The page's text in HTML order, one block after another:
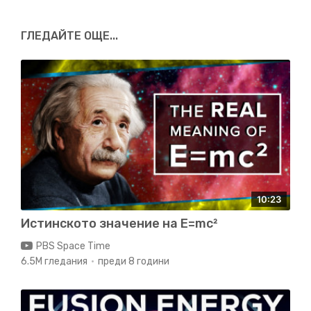
05:08
би била плоска, с лява и дясна странаравни на нула.
Добре.Това е нещо, което можем да проверим.
05:17
Ако можем да измерим кривината на Вселената,и
така – да измерим k, само проверявайки геометрията
в космичеси мащаби.Ако всичко дотук е вярно,
05:28
Защото така се получава положителна дясна страна,
ГЛЕДАЙТЕ OЩЕ...
10:23
Истинското значение на E=mc²
PBS Space Time
6.5M гледания
преди 8 години